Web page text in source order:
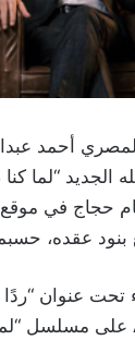
أحمد
الجديد “لما
حجاج في
بنود عقده،
عنوان “ردًا